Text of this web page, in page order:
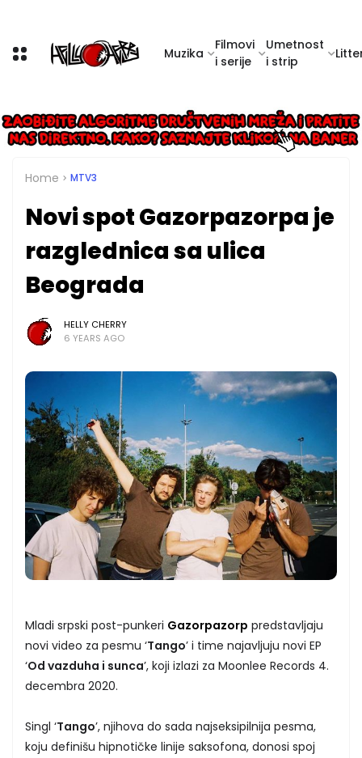
Muzika
Filmovi
i serije
Umetnost
i strip
Home MTV3
Novi spot Gazorpazorpa je
razglednica sa ulica
Beograda
HELLY CHERRY
6 YEARS AGO
Mladi srpski post-punkeri Gazorpazorp predstavljaju
novi video za pesmu ‘Tango’ i time najavljuju novi EP
‘Od vazduha i sunca’, koji izlazi za Moonlee Records 4.
decembra 2020.
Singl ‘Tango’, njihova do sada najseksipilnija pesma,
koju definišu hipnotičke linije saksofona, donosi spoj